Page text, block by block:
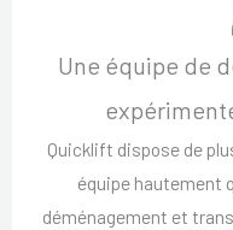
Une équipe de
Quicklift dispose de
équipe hautement
déménagement et